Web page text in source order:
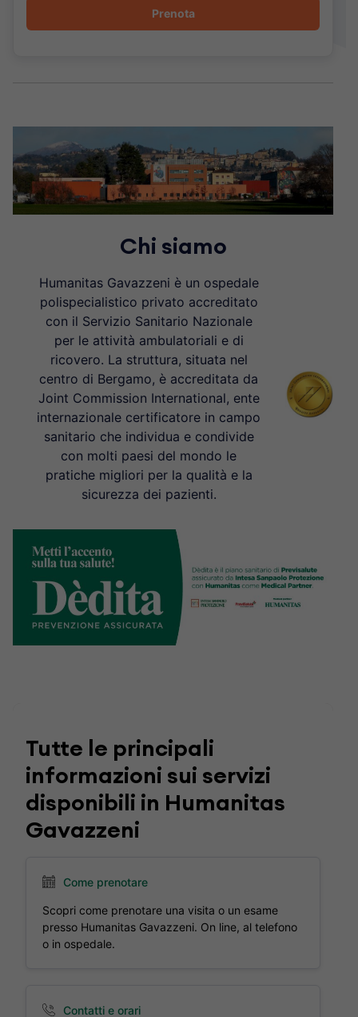
Chi siamo
Humanitas Gavazzeni è un ospedale
polispecialistico privato accreditato
con il Servizio Sanitario Nazionale
per le attività ambulatoriali e di
ricovero. La struttura, situata nel
centro di Bergamo, è accreditata da
Joint Commission International, ente
internazionale certificatore in campo
sanitario che individua e condivide
con molti paesi del mondo le
pratiche migliori per la qualità e la
sicurezza dei pazienti.
Tutte le principali
informazioni sui servizi
disponibili in Humanitas
Gavazzeni
Come prenotare
Scopri come prenotare una visita o un esame
presso Humanitas Gavazzeni. On line, al telefono
o in ospedale.
Contatti e orari